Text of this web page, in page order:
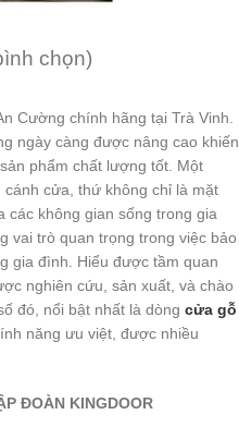
chọn)
Cường chính hãng tại Trà Vinh.
ngày càng được nâng cao khiến
phẩm chất lượng tốt. Một
cửa, thứ không chỉ là mặt
các không gian sống trong gia
vai trò quan trọng trong việc bảo
gia đình. Hiểu được tầm quan
nghiên cứu, sản xuất, và chào
đó, nổi bật nhất là dòng cửa gỗ
năng ưu việt, được nhiều
ĐOÀN KINGDOOR